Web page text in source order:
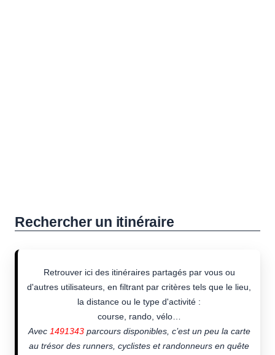
Rechercher un itinéraire
Retrouver ici des itinéraires partagés par vous ou
d'autres utilisateurs, en filtrant par critères tels que le lieu,
la distance ou le type d'activité :
course, rando, vélo…
Avec 1491343parcours disponibles, c’est un peu la carte
au trésor des runners, cyclistes et randonneurs en quête